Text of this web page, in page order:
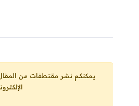
يمكنكم نشر مقتطفات من المقال الحاضر، ما حده الاقصى 25% من